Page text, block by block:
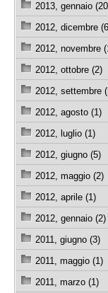
2013, gennaio
2012, dicembre
2012, novembre
2012, ottobre (2)
2012, settembre
2012, agosto (1)
2012, luglio (1)
2012, giugno (5)
2012, maggio (2)
2012, aprile (1)
2012, gennaio (2)
2011, giugno (3)
2011, maggio (1)
2011, marzo (1)